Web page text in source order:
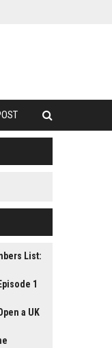
List:
1
a UK